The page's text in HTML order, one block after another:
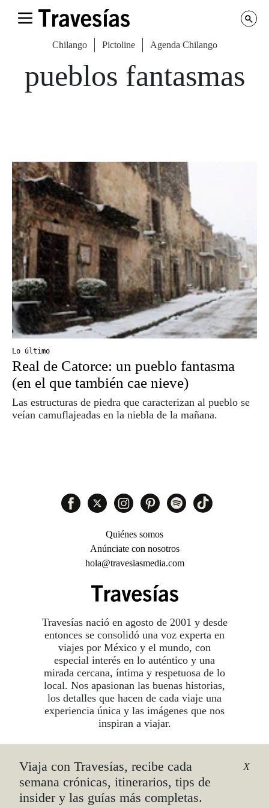
Chilango Pictoline Agenda Chilango
pueblos fantasmas
Lo último
Real de Catorce: un pueblo fantasma
(en el que también cae nieve)
Las estructuras de piedra que caracterizan al pueblo se
veían camuflajeadas en la niebla de la mañana.
Viaja con Travesías, recibe cada
semana crónicas, itinerarios, tips de
insider y las guías más completas.
X
Travesías nació en agosto de 2001 y desde
entonces se consolidó una voz experta en
viajes por México y el mundo, con
especial interés en lo auténtico y una
mirada cercana, íntima y respetuosa de lo
local. Nos apasionan las buenas historias,
los detalles que hacen de cada viaje una
experiencia única y las imágenes que nos
inspiran a viajar.
Quiénes somos
Anúnciate con nosotros
hola@travesiasmedia.com
©2026 DERECHOS RESERVADOS.
TRAVESÍAS ES UNA MARCA REGISTRADA
AVISO DE PRIVACIDAD